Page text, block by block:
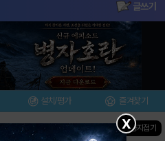
글쓰기
설치/평가 즐겨찾기
진행중인 이벤트 건 ▲ 공지접기
X